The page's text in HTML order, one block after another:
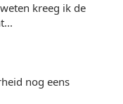
kreeg ik de
nog eens